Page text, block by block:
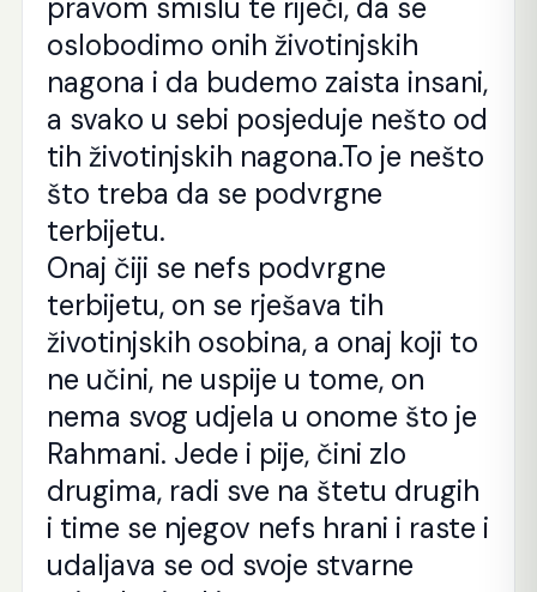
pravom smislu te riječi, da se
oslobodimo onih životinjskih
nagona i da budemo zaista insani,
a svako u sebi posjeduje nešto od
tih životinjskih nagona.To je nešto
što treba da se podvrgne
terbijetu.
Onaj čiji se nefs podvrgne
terbijetu, on se rješava tih
životinjskih osobina, a onaj koji to
ne učini, ne uspije u tome, on
nema svog udjela u onome što je
Rahmani. Jede i pije, čini zlo
drugima, radi sve na štetu drugih
i time se njegov nefs hrani i raste i
udaljava se od svoje stvarne